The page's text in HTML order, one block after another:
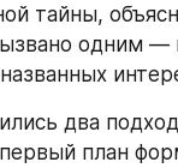
тайны,
одним —
два
план